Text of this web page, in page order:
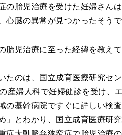
の胎児治療を受けた妊婦さん
心臓の異常が見つかったそうで
児治療に至った経緯を教えて
のは、国立成育医療研究セ
産婦人科で妊婦健診を受け、
の基幹病院ですぐに詳しい検
」とわかり、国立成育医療研